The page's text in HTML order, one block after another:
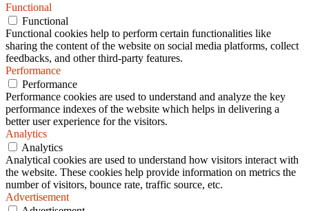
Functional
Functional
Functional cookies help to perform certain functionalities like
sharing the content of the website on social media platforms, collect
feedbacks, and other third-party features.
Performance
Performance
Performance cookies are used to understand and analyze the key
performance indexes of the website which helps in delivering a
better user experience for the visitors.
Analytics
Analytics
Analytical cookies are used to understand how visitors interact with
the website. These cookies help provide information on metrics the
number of visitors, bounce rate, traffic source, etc.
Advertisement